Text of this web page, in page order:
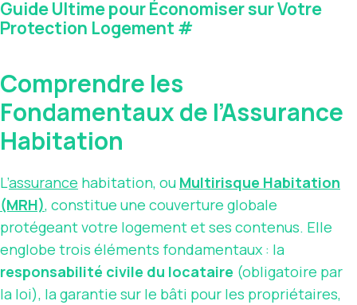
Guide Ultime pour Économiser sur Votre
Protection Logement #
Comprendre les
Fondamentaux de l’Assurance
Habitation
L’assurance habitation, ou Multirisque Habitation
(MRH), constitue une couverture globale
protégeant votre logement et ses contenus. Elle
englobe trois éléments fondamentaux : la
responsabilité civile du locataire (obligatoire par
la loi), la garantie sur le bâti pour les propriétaires,